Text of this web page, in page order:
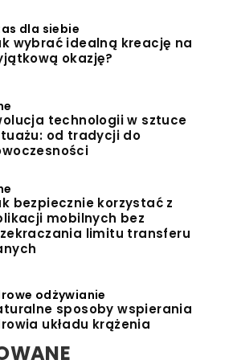
dla siebie
wybrać idealną kreację na
okazję?
technologii w sztuce
od tradycji do
bezpiecznie korzystać z
mobilnych bez
limitu transferu
odżywianie
sposoby wspierania
układu krążenia